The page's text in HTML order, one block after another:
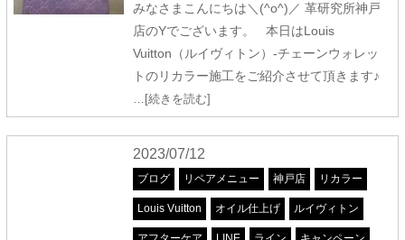
みなさまこんにちは＼(^o^)／ 革研究所神戸
店のYでございます。 本日はLouis
Vuitton（ルイヴィトン）-チェーンウォレッ
トのリカラー施工をご紹介させて頂きます♪
…[続きを読む]
2023/07/12
ブログ リペアメニュー 神戸店 リカラー
Louis Vuitton オイル仕上げ ルイヴィトン